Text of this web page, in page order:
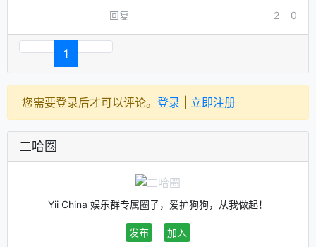
回复
2 0
1
您需要登录后才可以评论。 登录 立即注册
二哈圈
Yii China 娱乐群专属圈子，爱护狗狗，从我做起！
发布 加入